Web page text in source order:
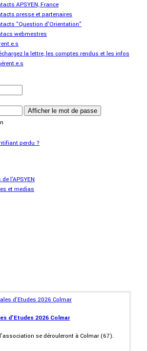
APSYEN, France
presse et partenaires
"Question d'Orientation"
webmestres
la lettre, les comptes rendus et les infos
Afficher le mot de passe
perdu ?
l'APSYEN
et medias
d'Etudes 2026 Colmar
se dérouleront à Colmar (67).